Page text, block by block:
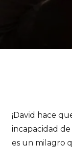
¡David hace
incapacidad
es un milagro